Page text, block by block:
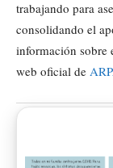
trabajando para
consolidando el
información sobre
web oficial de